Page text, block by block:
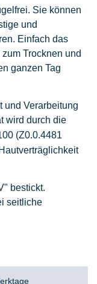
Sie können
und
Einfach das
Trocknen und
ganzen Tag
und Verarbeitung
wird durch die
(Z0.0.4481
bestickt.
seitliche